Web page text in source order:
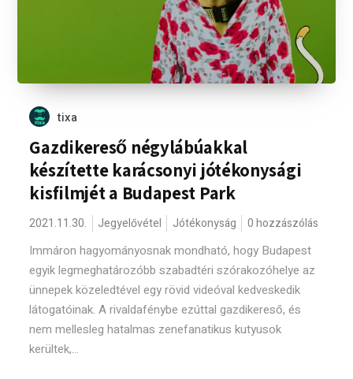
tixa
Gazdikereső négylábúakkal
készítette karácsonyi jótékonysági
kisfilmjét a Budapest Park
2021.11.30. Jegyelővétel Jótékonyság 0 hozzászólás
Immáron hagyományosnak mondható, hogy Budapest
egyik legmeghatározóbb szabadtéri szórakozóhelye az
ünnepek közeledtével egy rövid videóval kedveskedik
látogatóinak. A rivaldafénybe ezúttal gazdikereső, és
nem mellesleg hatalmas zenefanatikus kutyusok
kerültek,...